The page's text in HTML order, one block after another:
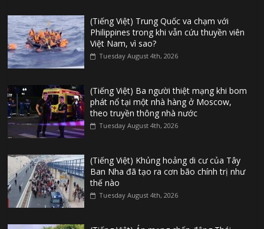
(Tiếng Việt) Trung Quốc va chạm với
Philippines trong khi vẫn cứu thuyền viên
Việt Nam, vì sao?
Tuesday August 4th, 2026
(Tiếng Việt) Ba người thiệt mạng khi bom
phát nổ tại một nhà hàng ở Moscow,
theo truyền thông nhà nước
Tuesday August 4th, 2026
(Tiếng Việt) Khủng hoảng di cư của Tây
Ban Nha đã tạo ra cơn bão chính trị như
thế nào
Tuesday August 4th, 2026